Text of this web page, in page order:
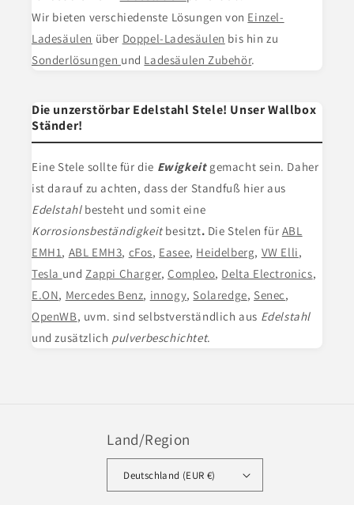
Wir bieten verschiedenste Lösungen von Einzel-
Ladesäulen über Doppel-Ladesäulen bis hin zu
Sonderlösungen und Ladesäulen Zubehör.
Die unzerstörbar Edelstahl Stele! Unser Wallbox
Ständer!
Eine Stele sollte für die Ewigkeit gemacht sein. Daher
ist darauf zu achten, dass der Standfuß hier aus
Edelstahlbesteht und somit eine
Korrosionsbeständigkeitbesitzt. Die Stelen für ABL
EMH1, ABL EMH3, cFos, Easee, Heidelberg, VW Elli,
Tesla undZappi Charger,Compleo, Delta Electronics,
E.ON, Mercedes Benz, innogy, Solaredge, Senec,
OpenWB, uvm. sind selbstverständlich aus Edelstahl
und zusätzlich pulverbeschichtet.
Land/Region
Deutschland (EUR €)